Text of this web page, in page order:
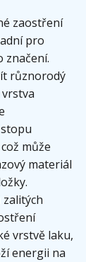
zaostření
pro
značení.
různorodý
což může
materiál
zalitých
vrstvě laku,
energii na